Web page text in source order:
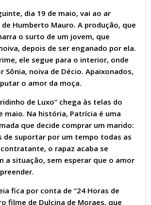
dia 19 de maio, vai ao ar
de Humberto Mauro. A produção, que
o surto de um jovem, que
depois de ser enganado por ela.
ele segue para o interior, onde
Sônia, noiva de Décio. Apaixonados,
o amor da moça.
de Luxo” chega às telas do
maio. Na história, Patrícia é uma
que decide comprar um marido:
de suportar por um tempo todas as
o rapaz acaba se
a situação, sem esperar que o amor
fica por conta de “24 Horas de
filme de Dulcina de Moraes, que